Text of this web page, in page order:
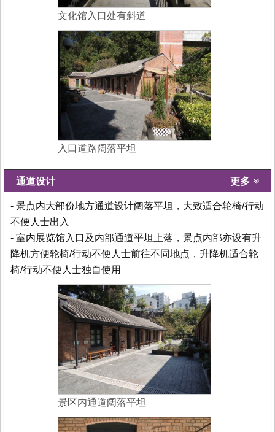
文化馆入口处有斜道
入口道路阔落平坦
通道设计 更多
- 景点内大部份地方通道设计阔落平坦，大致适合轮椅/行动
不便人士出入
- 室内展览馆入口及内部通道平坦上落，景点内部亦设有升
降机方便轮椅/行动不便人士前往不同地点，升降机适合轮
椅/行动不便人士独自使用
景区内通道阔落平坦